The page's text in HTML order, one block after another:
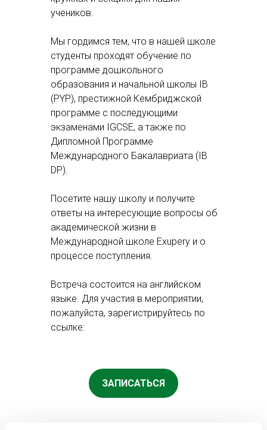
учеников.
Мы гордимся тем, что в нашей школе
студенты проходят обучение по
программе дошкольного
образования и начальной школы IB
(PYP), престижной Кембриджской
программе с последующими
экзаменами IGCSE, а также по
Дипломной Программе
Международного Бакалавриата (IB
DP).
Посетите нашу школу и получите
ответы на интересующие вопросы об
академической жизни в
Международной школе Exupery и о
процессе поступления.
Встреча состоится на английском
языке. Для участия в мероприятии,
пожалуйста, зарегистрируйтесь по
ссылке:
ЗАПИСАТЬСЯ